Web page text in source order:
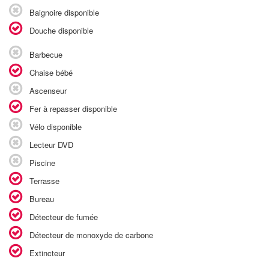
Baignoire disponible
Douche disponible
Barbecue
Chaise bébé
Ascenseur
Fer à repasser disponible
Vélo disponible
Lecteur DVD
Piscine
Terrasse
Bureau
Détecteur de fumée
Détecteur de monoxyde de carbone
Extincteur